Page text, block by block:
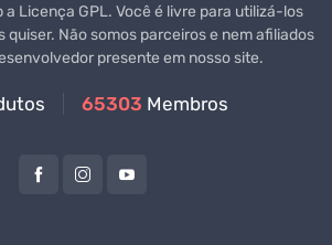
a Licença GPL. Você é livre para utilizá-los
quiser. Não somos parceiros e nem afiliados
presente em nosso site.
65303 Membros